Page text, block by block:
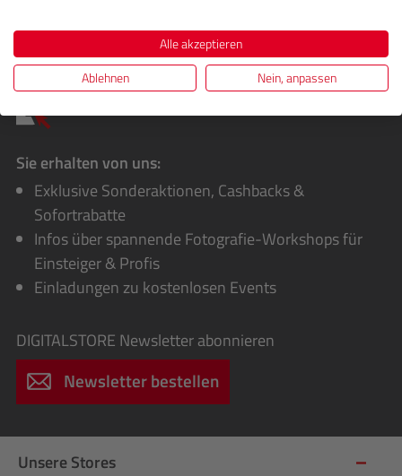
Sie erhalten von uns:
Exklusive Sonderaktionen, Cashbacks &
Sofortrabatte
Infos über spannende Fotografie-Workshops für
Einsteiger & Profis
Einladungen zu kostenlosen Events
DIGITALSTORE Newsletter abonnieren
Newsletter bestellen
Unsere Stores
Alle akzeptieren
Ablehnen
Nein, anpassen